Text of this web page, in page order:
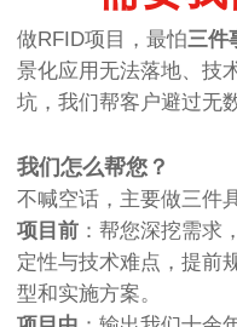
做RFID项目，最怕三件
景化应用无法落地、技
坑，我们帮客户避过无
我们怎么帮您？
不喊空话，主要做三件
项目前 ：帮您深挖需求
定性与技术难点，提前
型和实施方案。